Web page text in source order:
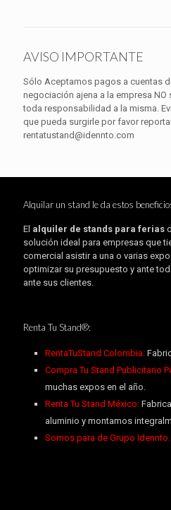
AVISO IMPORTANTE
Sólo Aceptamos pagos a cuentas
negociación ajena a la empresa
toda responsabilidad a la misma.
que pueda surgirle por favor
rentatustand@idennto.com
Alquilar un stand le da estos
El alquiler de stands para ferias
solución ideal para empresas que
comercial asistir a una o varias
optimizar su presupuesto y ante
ante sus clientes.
Renta Tu Stand®:
RentaTuStand Colombia:
Compra Tu Stand Publicitario
muchas expos en el año.
Renta Tu Stand México:
aluminio y montamos
Somos para de Grupo Idennto.